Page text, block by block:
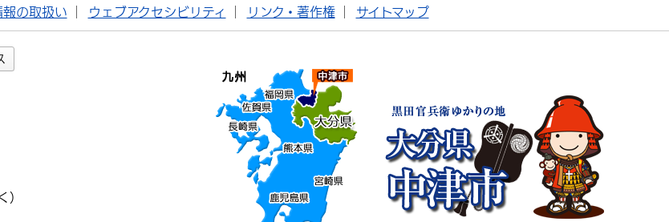
報の取扱い ウェブアクセシビリティ リンク・著作権 サイトマップ
）